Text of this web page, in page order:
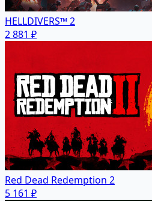
HELLDIVERS™ 2
2 881 ₽
Red Dead Redemption 2
5 161 ₽